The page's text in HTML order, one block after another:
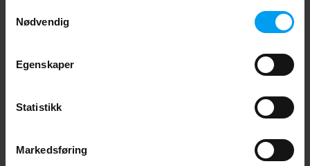
Nødvendig
Egenskaper
Statistikk
Markedsføring